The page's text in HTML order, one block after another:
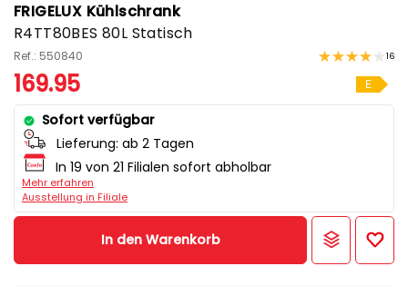
FRIGELUX Kühlschrank
R4TT80BES 80L Statisch
Ref.: 550840 16
169.95 E
Sofort verfügbar
Lieferung: ab 2 Tagen
In 19 von 21 Filialen sofort abholbar
Mehr erfahren
Ausstellung in Filiale
In den Warenkorb